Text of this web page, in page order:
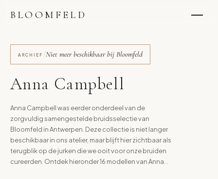
BLOOMFELD
ARCHIEF /Niet meer beschikbaar bij Bloomfeld
Anna Campbell
Anna Campbell was eerder onderdeel van de
zorgvuldig samengestelde bruidsselectie van
Bloomfeld in Antwerpen. Deze collectie is niet langer
beschikbaar in ons atelier, maar blijft hier zichtbaar als
terugblik op de jurken die we ooit voor onze bruiden
cureerden. Ontdek hieronder 16 modellen van Anna